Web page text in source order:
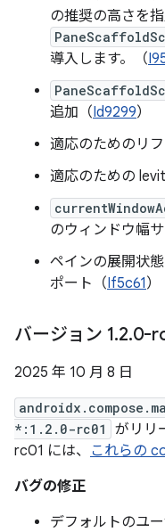
の推奨の高さを
導入します。（
追加（Id9299）
適応のためのリ
適応のための
のウィンドウ幅
ペインの展開状
ポート（If5c61）
バージョン 1.2.0-
2025 年 10 月 8 日
*:1.2.0-rc01
がリリ
rc01 には、 これらの
バグの修正
デフォルトのユ